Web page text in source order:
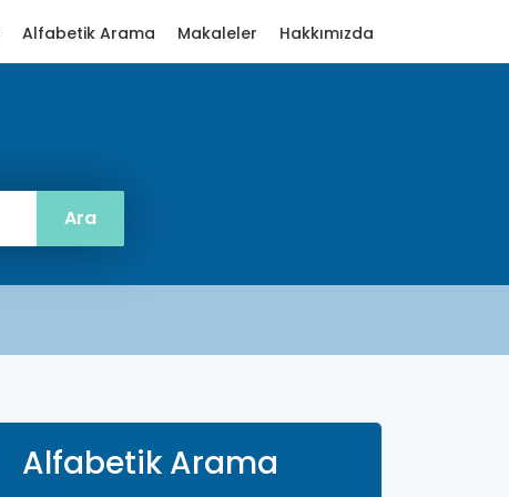
Alfabetik Arama Makaleler Hakkımızda
Alfabetik Arama